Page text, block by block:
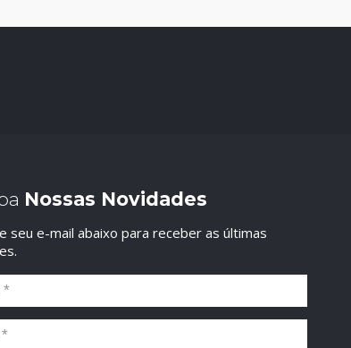
Nossas Novidades
seu e-mail abaixo para receber as últimas